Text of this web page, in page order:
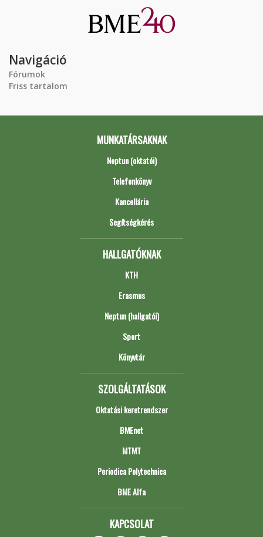
Navigáció
Fórumok
Friss tartalom
MUNKATÁRSAKNAK
Neptun (oktatói)
Telefonkönyv
Kancellária
Segítségkérés
HALLGATÓKNAK
KTH
Erasmus
Neptun (hallgatói)
Sport
Könyvtár
SZOLGÁLTATÁSOK
Oktatási keretrendszer
BMEnet
MTMT
Periodica Polytechnica
BME Alfa
KAPCSOLAT